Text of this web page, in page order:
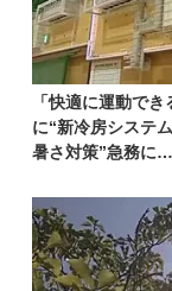
「快適に運動で
に“新冷房システ
暑さ対策”急務に